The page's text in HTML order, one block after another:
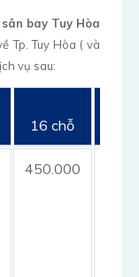
bay Tuy Hòa
Tp. Tuy Hòa ( và
vụ sau:
16 chỗ
450.000